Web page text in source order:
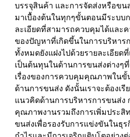
บรรจุสินค้า และการจัดส่งหรือขน
มาเบื้องต้นในทุกๆขั้นตอนมีระบบ
ละเอียดที่สามารถควบคุมได้และ
ของปัญหาที่เกิดขึ้นในการบริหาร
ทั้งหมดยังแฝงไปด้วยรายละเอียด
เป็นต้นทุนในด้านการขนส่งต่างๆ
เรื่องของการควบคุมคุณภาพใน
ด้านการขนส่ง ดังนั้นเราจะต้องเรี
แนวคิดด้านการบริหารการขนส่ง
คุณภาพงานรวมถึงการเพิ่มประสิ
ขนส่งเพื่อรองรับการแข่งขันในธุ